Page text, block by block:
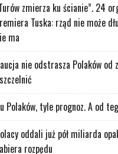
zmierza ku ścianie”. 24
Tuska: rząd nie może
ma
nie odstrasza Polaków od
Polaków, tyle prognoz. A od
oddali już pół miliarda
rozpędu